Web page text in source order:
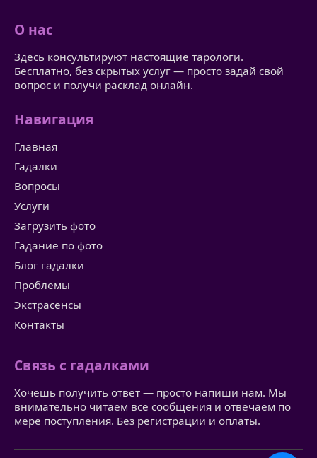
О нас
Здесь консультируют настоящие тарологи.
Бесплатно, без скрытых услуг — просто задай свой
вопрос и получи расклад онлайн.
Навигация
Главная
Гадалки
Вопросы
Услуги
Загрузить фото
Гадание по фото
Блог гадалки
Проблемы
Экстрасенсы
Контакты
Связь с гадалками
Хочешь получить ответ — просто напиши нам. Мы
внимательно читаем все сообщения и отвечаем по
мере поступления. Без регистрации и оплаты.